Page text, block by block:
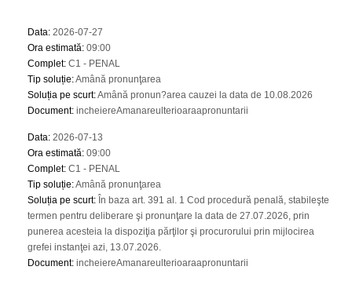
Data: 2026-07-27
Ora estimată: 09:00
Complet: C1 - PENAL
Tip soluție:Amână pronunţarea
Soluția pe scurt:Amână pronun?area cauzei la data de 10.08.2026
Document: incheiereAmanareulterioaraapronuntarii
Data: 2026-07-13
Ora estimată: 09:00
Complet: C1 - PENAL
Tip soluție:Amână pronunţarea
Soluția pe scurt: În baza art. 391 al. 1 Cod procedură penală, stabileşte
termen pentru deliberare şi pronunţare la data de 27.07.2026, prin
punerea acesteia la dispoziţia părţilor şi procurorului prin mijlocirea
grefei instanţei azi, 13.07.2026.
Document: incheiereAmanareulterioaraapronuntarii